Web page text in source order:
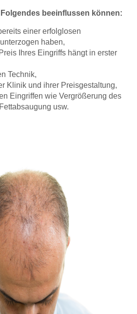
beeinflussen können:
einer erfolglosen
haben,
Ihres Eingriffs hängt in erster
Technik,
Klinik und ihrer Preisgestaltung,
Eingriffen wie Vergrößerung des
usw.